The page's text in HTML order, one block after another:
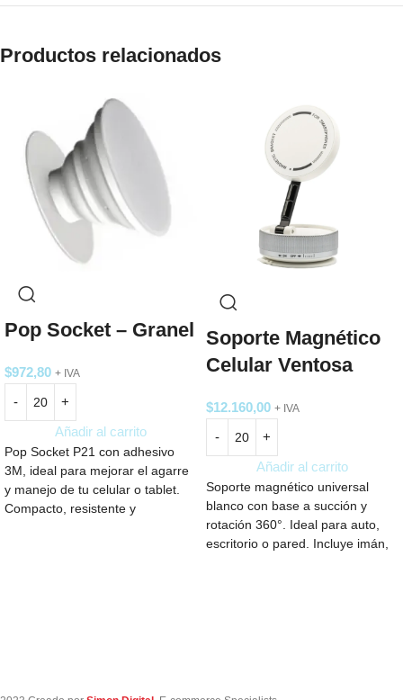
Productos relacionados
Pop Socket – Granel
$972,80 + IVA
Añadir al carrito
Pop Socket P21 con adhesivo
3M, ideal para mejorar el agarre
y manejo de tu celular o tablet.
Compacto, resistente y
Soporte Magnético
Celular Ventosa
$12.160,00 + IVA
Añadir al carrito
Soporte magnético universal
blanco con base a succión y
rotación 360°. Ideal para auto,
escritorio o pared. Incluye imán,